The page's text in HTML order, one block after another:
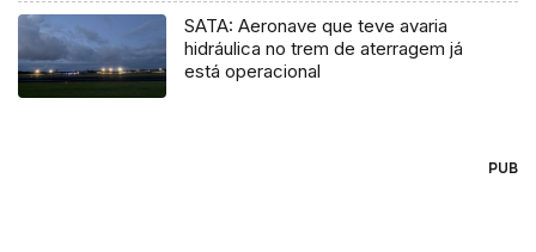
SATA: Aeronave que teve avaria
hidráulica no trem de aterragem já
está operacional
PUB